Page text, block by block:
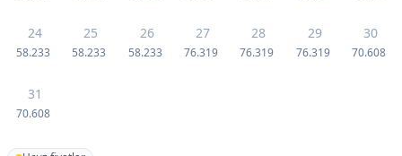
24
58.233
25
58.233
26
58.233
27
76.319
28
76.319
29
76.319
30
70.608
31
70.608